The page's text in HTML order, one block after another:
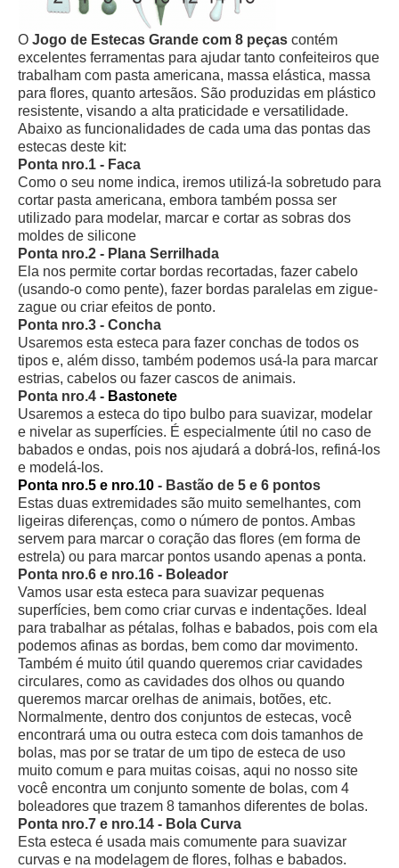
O Jogo de Estecas Grande com 8 peças contém
excelentes ferramentas para ajudar tanto confeiteiros que
trabalham com pasta americana, massa elástica, massa
para flores, quanto artesãos. São produzidas em plástico
resistente, visando a alta praticidade e versatilidade.
Abaixo as funcionalidades de cada uma das pontas das
estecas deste kit:
Ponta nro.1 - Faca
Como o seu nome indica, iremos utilizá-la sobretudo para
cortar pasta americana, embora também possa ser
utilizado para modelar, marcar e cortar as sobras dos
moldes de silicone
Ponta nro.2 - Plana Serrilhada
Ela nos permite cortar bordas recortadas, fazer cabelo
(usando-o como pente), fazer bordas paralelas em zigue-
zague ou criar efeitos de ponto.
Ponta nro.3 - Concha
Usaremos esta esteca para fazer conchas de todos os
tipos e, além disso, também podemos usá-la para marcar
estrias, cabelos ou fazer cascos de animais.
Ponta nro.4 - Bastonete
Usaremos a esteca do tipo bulbo para suavizar, modelar
e nivelar as superfícies. É especialmente útil no caso de
babados e ondas, pois nos ajudará a dobrá-los, refiná-los
e modelá-los.
Ponta nro.5 e nro.10 - Bastão de 5 e 6 pontos
Estas duas extremidades são muito semelhantes, com
ligeiras diferenças, como o número de pontos. Ambas
servem para marcar o coração das flores (em forma de
estrela) ou para marcar pontos usando apenas a ponta.
Ponta nro.6 e nro.16 - Boleador
Vamos usar esta esteca para suavizar pequenas
superfícies, bem como criar curvas e indentações. Ideal
para trabalhar as pétalas, folhas e babados, pois com ela
podemos afinas as bordas, bem como dar movimento.
Também é muito útil quando queremos criar cavidades
circulares, como as cavidades dos olhos ou quando
queremos marcar orelhas de animais, botões, etc.
Normalmente, dentro dos conjuntos de estecas, você
encontrará uma ou outra esteca com dois tamanhos de
bolas, mas por se tratar de um tipo de esteca de uso
muito comum e para muitas coisas, aqui no nosso site
você encontra um conjunto somente de bolas, com 4
boleadores que trazem 8 tamanhos diferentes de bolas.
Ponta nro.7 e nro.14 - Bola Curva
Esta esteca é usada mais comumente para suavizar
curvas e na modelagem de flores, folhas e babados.